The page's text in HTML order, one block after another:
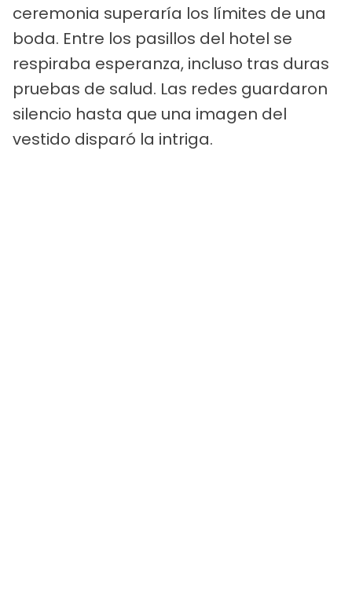
ceremonia superaría los límites de una
boda. Entre los pasillos del hotel se
respiraba esperanza, incluso tras duras
pruebas de salud. Las redes guardaron
silencio hasta que una imagen del
vestido disparó la intriga.